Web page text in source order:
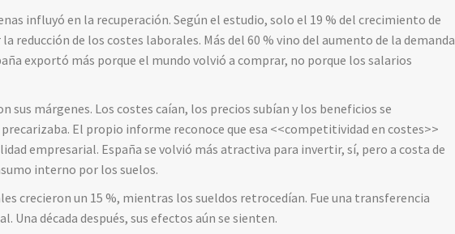
influyó en la recuperación. Según el estudio, solo el 19 % del crecimiento de
reducción de los costes laborales. Más del 60 % vino del aumento de la demanda
exportó más porque el mundo volvió a comprar, no porque los salarios
márgenes. Los costes caían, los precios subían y los beneficios se
El propio informe reconoce que esa <<competitividad en costes>>
empresarial. España se volvió más atractiva para invertir, sí, pero a costa de
interno por los suelos.
crecieron un 15 %, mientras los sueldos retrocedían. Fue una transferencia
Una década después, sus efectos aún se sienten.